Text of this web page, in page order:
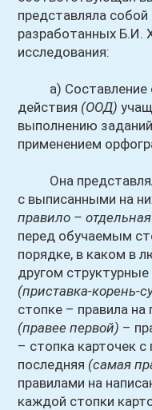
представляла
разработанных Б.И.
исследования:
а) Составление
действия (ООД)
выполнению
применением
Она
с выписанными на
правило –
перед обучаемым
порядке, в каком в
другом
(приставка-корень-
стопке – правила
(правее первой) –
– стопка карточек
последняя (самая
правилами на
каждой стопки